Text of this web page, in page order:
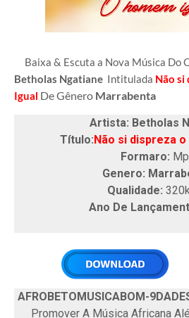
Baixa & Escuta a Nova Música Do
Betholas Ngatiane Intitulada Não si
Igual De Gênero Marrabenta
Artista: Betholas
Título:Não si dispreza
Formaro:
Genero:
Qualidade:
Ano De
AFROBETOMUSICABOM-
Promover A Música Africana